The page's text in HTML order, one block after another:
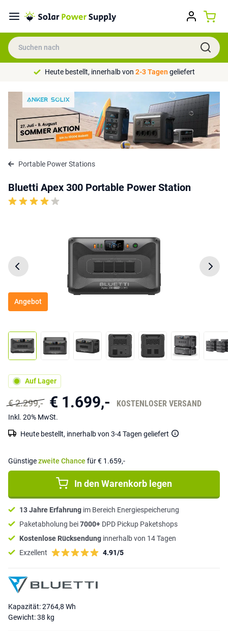
Heute bestellt, innerhalb von 2-3 Tagengeliefert
Portable Power Stations
Bluetti Apex 300 Portable Power Station
Angebot
Auf Lager
€ 2.299,- € 1.699,- KOSTENLOSER VERSAND
Inkl. 20% MwSt.
Heute bestellt, innerhalb von 3-4 Tagen geliefert
Günstigezweite Chance für € 1.659,-
In den Warenkorb legen
13 Jahre Erfahrung im Bereich Energiespeicherung
Paketabholung bei7000+ DPD Pickup Paketshops
Kostenlose Rücksendung innerhalb von 14 Tagen
Exzellent
4.91/5
Kapazität: 2764,8 Wh
Gewicht: 38 kg